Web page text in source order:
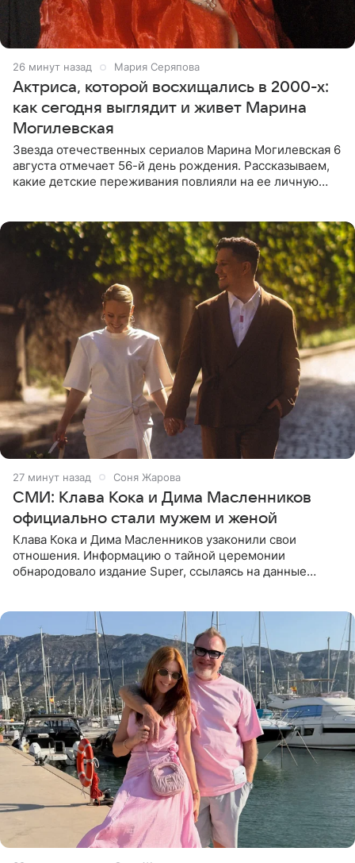
26 минут назад Мария Серяпова
Актриса, которой восхищались в 2000-х:
как сегодня выглядит и живет Марина
Могилевская
Звезда отечественных сериалов Марина Могилевская 6
августа отмечает 56-й день рождения. Рассказываем,
какие детские переживания повлияли на ее личную
27 минут назад Соня Жарова
СМИ: Клава Кока и Дима Масленников
официально стали мужем и женой
Клава Кока и Дима Масленников узаконили свои
отношения. Информацию о тайной церемонии
обнародовало издание Super, ссылаясь на данные